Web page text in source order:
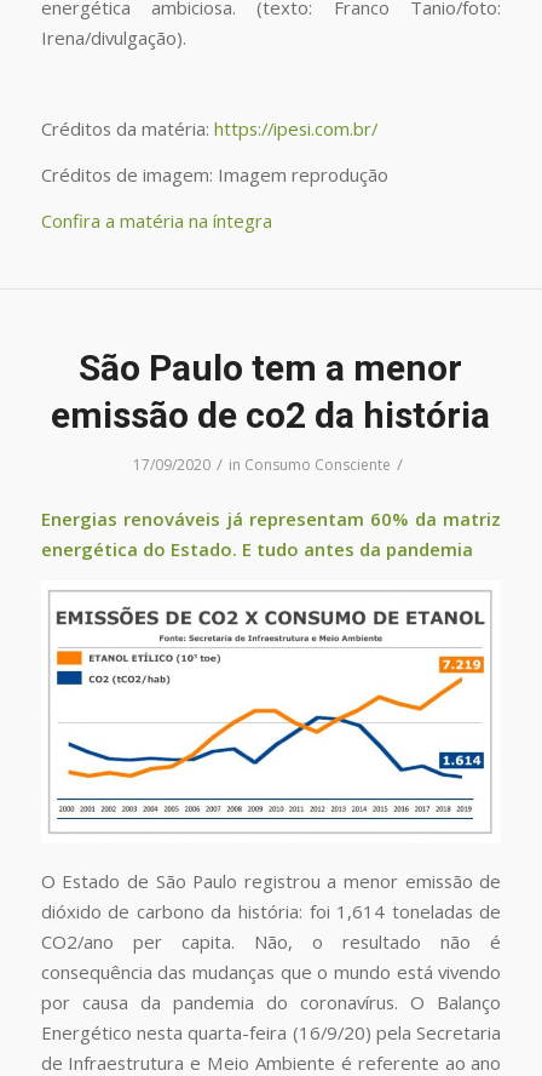
energética ambiciosa. (texto: Franco Tanio/foto:
Irena/divulgação).
Créditos da matéria: https://ipesi.com.br/
Créditos de imagem: Imagem reprodução
Confira a matéria na íntegra
São Paulo tem a menor
emissão de co2 da história
17/09/2020 / in Consumo Consciente /
Energias renováveis já representam 60% da matriz
energética do Estado. E tudo antes da pandemia
O Estado de São Paulo registrou a menor emissão de
dióxido de carbono da história: foi 1,614 toneladas de
CO2/ano per capita. Não, o resultado não é
consequência das mudanças que o mundo está vivendo
por causa da pandemia do coronavírus. O Balanço
Energético nesta quarta-feira (16/9/20) pela Secretaria
de Infraestrutura e Meio Ambiente é referente ao ano